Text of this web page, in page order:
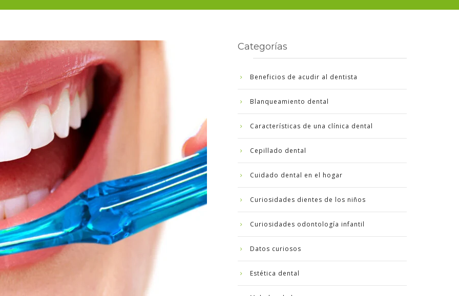
Categorías
Beneficios de acudir al dentista
Blanqueamiento dental
Características de una clínica dental
Cepillado dental
Cuidado dental en el hogar
Curiosidades dientes de los niños
Curiosidades odontología infantil
Datos curiosos
Estética dental